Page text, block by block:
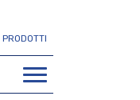
PRODOTTI